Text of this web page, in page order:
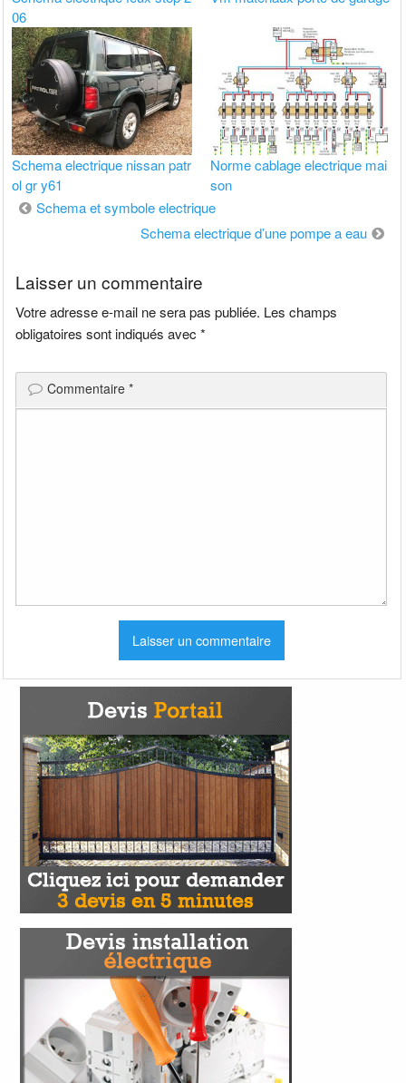
06
Schema electrique nissan patr
ol gr y61
Norme cablage electrique mai
son
Navigation
Schema et symbole electrique
Schema electrique d’une pompe a eau
Laisser un commentaire
Votre adresse e-mail ne sera pas publiée. Les champs
obligatoires sont indiqués avec*
Commentaire*